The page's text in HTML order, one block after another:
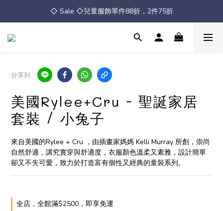
◇ Sale ◇兒童服飾單件88折，2件75折
◇ Sale ◇兒童服飾單件88折，2件75折
全館消費滿 $2500 免運
分享到
美國Rylee+Cru - 聖誕家居
套裝 / 小兔子
來自美國的Rylee + Cru ，由插畫家媽媽 Kelli Murray 所創，崇尚
自然舒適，講究實穿與舒適度，衣服顏色溫柔又素雅，設計簡單
卻又不失可愛，致力於打造富有個性又經典的童裝系列。
全店，全館滿$2500，即享免運